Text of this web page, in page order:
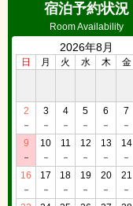
宿泊予約状況
Room Availability
2026年8月
日 月 火 水 木 金
2
－
3
－
4
－
5
－
6
－
7
－
9
－
10
－
11
－
12
－
13
－
14
－
16
－
17
－
18
－
19
－
20
－
21
－